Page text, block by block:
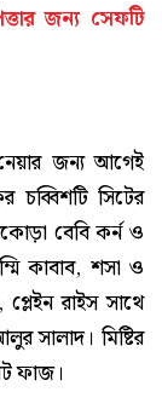
জন্য সেফটি
জন্য আগেই
চব্বিশটি সিটের
বেবি কর্ন ও
কাবাব, শসা ও
রাইস সাথে
সালাদ। মিষ্টির
ফাজ।